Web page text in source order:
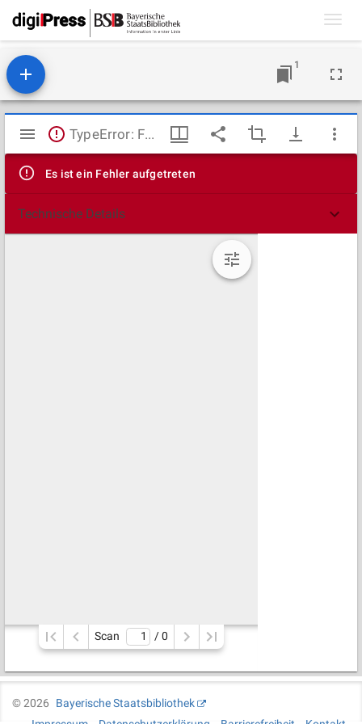
1
Mirador
Viewer
TypeError: Failed to fetch
Es ist ein Fehler aufgetreten
Technische Details
Scan / 0
©2026
Bayerische Staatsbibliothek